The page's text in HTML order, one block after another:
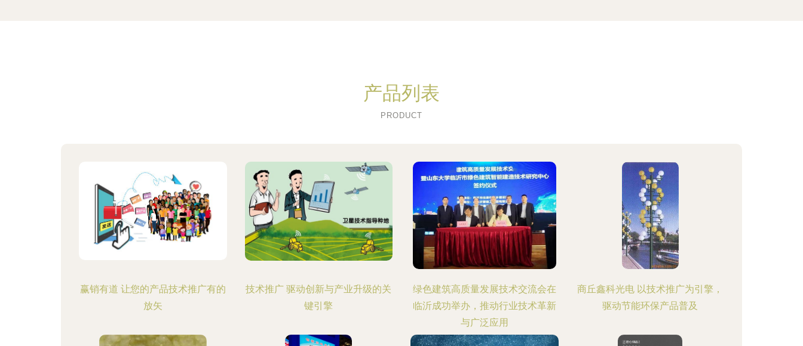
产品列表
PRODUCT
赢销有道 让您的产品技术推广有的
放矢
技术推广 驱动创新与产业升级的关
键引擎
绿色建筑高质量发展技术交流会在
临沂成功举办，推动行业技术革新
与广泛应用
商丘鑫科光电 以技术推广为引擎，
驱动节能环保产品普及